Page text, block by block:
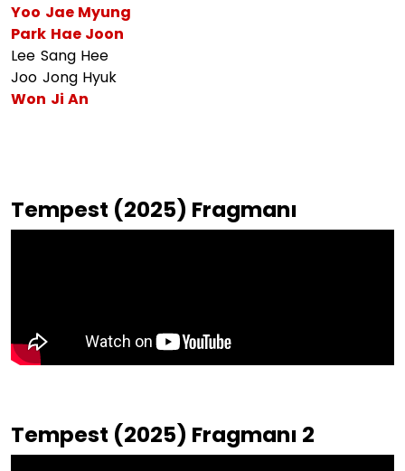
Yoo Jae Myung
Park Hae Joon
Lee Sang Hee
Joo Jong Hyuk
Won Ji An
Tempest (2025) Fragmanı
Tempest (2025) Fragmanı 2